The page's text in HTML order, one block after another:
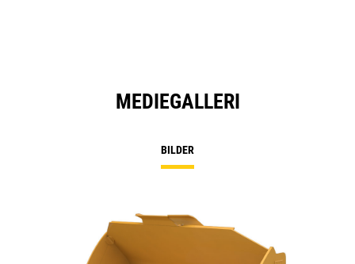
MEDIEGALLERI
BILDER